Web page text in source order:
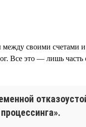
своими счетами
Все это — лишь